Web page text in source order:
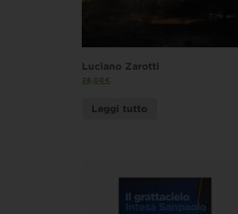
Luciano Zarotti
28,00€
Leggi tutto